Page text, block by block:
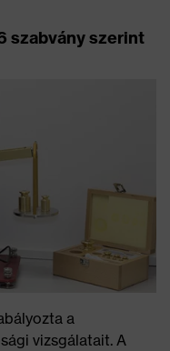
szabvány szerint
a
vizsgálatait. A